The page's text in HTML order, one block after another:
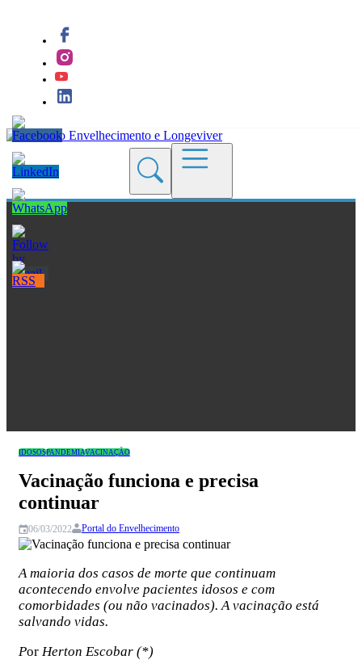
IDOSOSPANDEMIAVACINAÇÃO
Vacinação funciona e precisa
continuar
06/03/2022 Portal do Envelhecimento
A maioria dos casos de morte que continuam
acontecendo envolve pacientes idosos e com
comorbidades (ou não vacinados). A vacinação está
salvando vidas.
Por Herton Escobar (*)